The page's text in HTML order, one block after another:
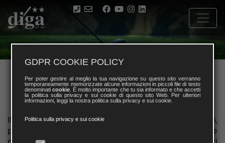
Diga Match PlayLEADER
BOARD 2026
Il DIGA National Match Play 2026
avrà inizio a Aprile 2026,
preparati ad affrontare la sfida più difficile dell’ anno, dove
GDPR COOKIE POLICY
Per poter gestire al meglio la tua navigazione su questo sito verranno
temporaneamente memorizzate alcune informazioni in piccoli file di testo
denominaticookie . È molto importante che tu sia informato e che accetti
la politica sulla privacy e sui cookie di questo sito Web. Per ulteriori
informazioni, leggi la nostra politica sulla privacy e sui cookie.
Politica sulla privacy e sui cookie